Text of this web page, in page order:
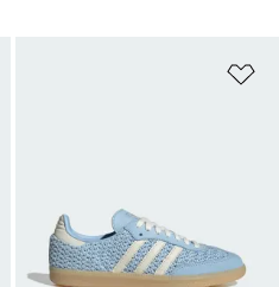
Προσθήκη στη Λίστα Επιθυμιών